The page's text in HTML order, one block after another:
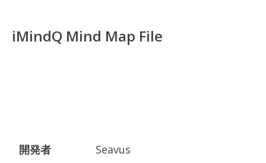
iMindQ Mind Map File
開発者
Seavus